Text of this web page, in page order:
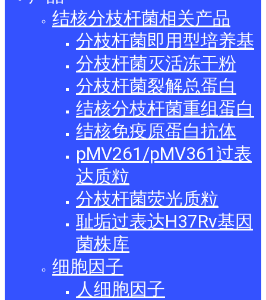
结核分枝杆菌相关产品
分枝杆菌即用型培养基
分枝杆菌灭活冻干粉
分枝杆菌裂解总蛋白
结核分枝杆菌重组蛋白
结核免疫原蛋白抗体
pMV261/pMV361过表
达质粒
分枝杆菌荧光质粒
耻垢过表达H37Rv基因
菌株库
细胞因子
人细胞因子